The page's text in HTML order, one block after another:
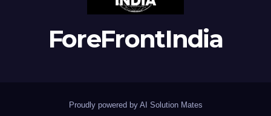
ForeFrontIndia
Proudly powered by AI Solution Mates